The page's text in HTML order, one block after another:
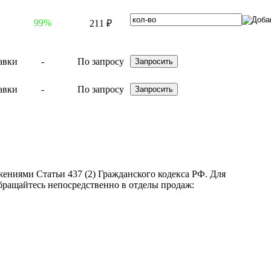
99% 211 ₽
- По запросу
- По запросу
Статьи 437 (2) Гражданского кодекса РФ. Для
непосредственно в отделы продаж: